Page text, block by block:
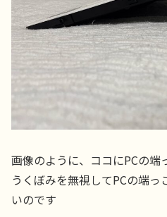
画像のように、ココにPCの
うくぼみを無視してPCの端
いのです